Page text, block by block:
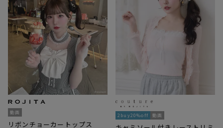
動画
リボンチョーカートップス
2buy20%off 動画